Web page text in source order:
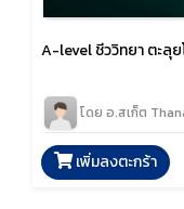
A-level ชีววิทยา ตะลุ
โดย อ.สเก็ต
เพิ่มลงตะกร้า